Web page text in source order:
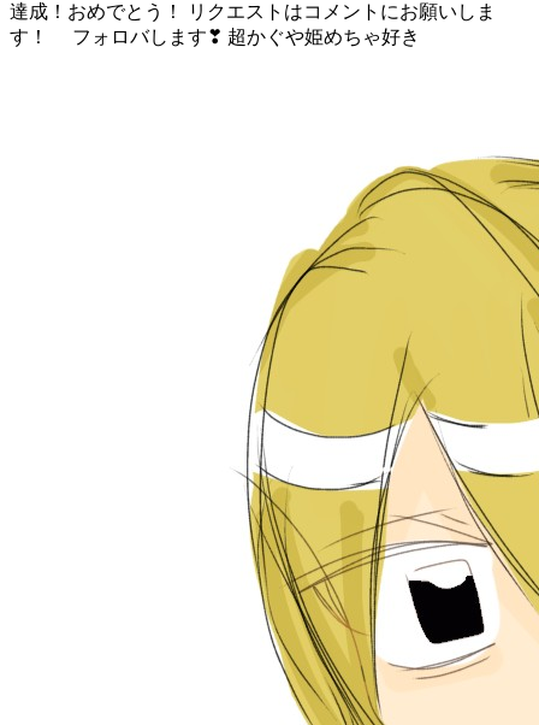
達成！おめでとう！ リクエストはコメントにお願いしま
す！ フォロバします❣ 超かぐや姫めちゃ好き